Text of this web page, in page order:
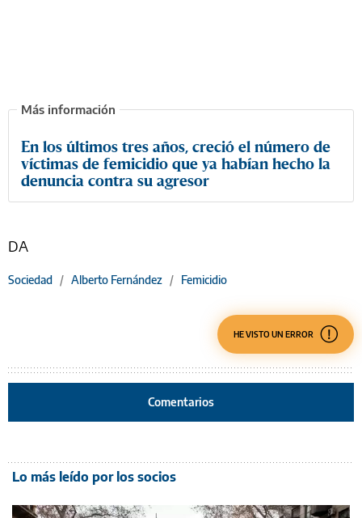
En los últimos tres años, creció el número de
víctimas de femicidio que ya habían hecho la
denuncia contra su agresor
DA
Sociedad / Alberto Fernández / Femicidio
HE VISTO UN ERROR
Comentarios
Lo más leído por los socios